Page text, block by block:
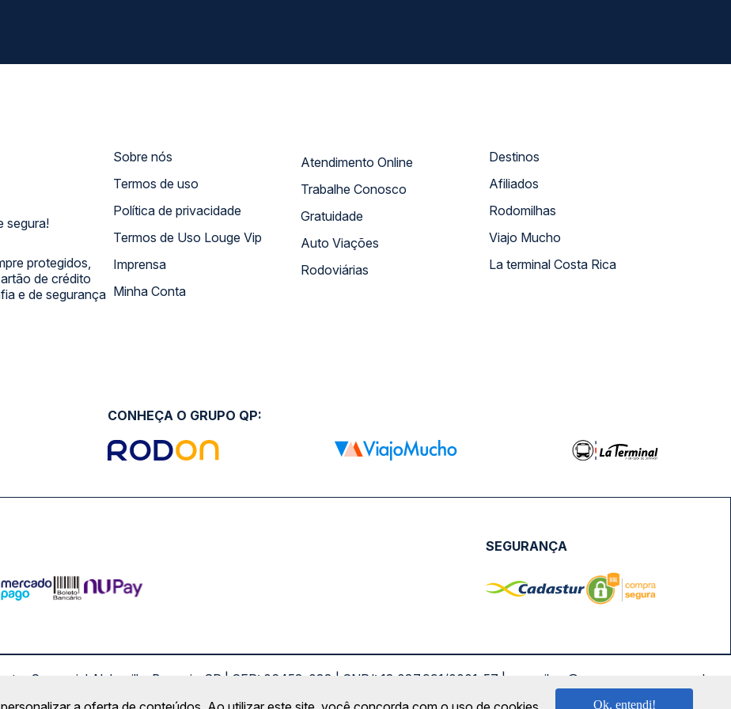
segura!
protegidos,
de crédito
e de segurança
Sobre nós
Termos de uso
Política de privacidade
Termos de Uso Louge Vip
Imprensa
Minha Conta
Atendimento Online
Trabalhe Conosco
Gratuidade
Auto Viações
Rodoviárias
Destinos
Afiliados
Rodomilhas
Viajo Mucho
La terminal Costa Rica
CONHEÇA O GRUPO QP:
SEGURANÇA
Comercial Alphaville, Barueri - SP | CEP: 06453-038 | CNPJ: 18.087.991/0001-57 | saconibus@queropassagem.com.br
Copyright 2026 © QueroPassagem.com.br
Ok, entendi!